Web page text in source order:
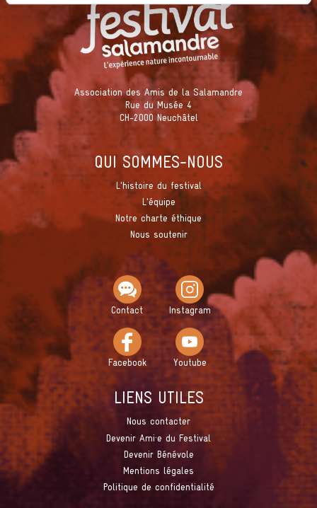
Association des Amis de la Salamandre
Rue du Musée 4
CH-2000 Neuchâtel
QUI SOMMES-NOUS
L'histoire du festival
L'équipe
Notre charte éthique
Nous soutenir
Contact Instagram
Facebook Youtube
LIENS UTILES
Nous contacter
Devenir Ami·e du Festival
Devenir Bénévole
Mentions légales
Politique de confidentialité